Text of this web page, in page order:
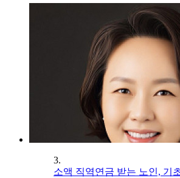
3.
소액 직역연금 받는 노인, 기